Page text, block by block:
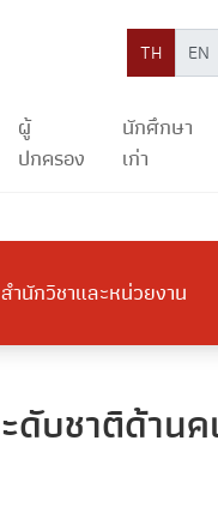
TH EN
ผู้
ปกครอง
นักศึกษา
เก่า
สำนักวิชาและหน่วยงาน
ดับชาติด้าน